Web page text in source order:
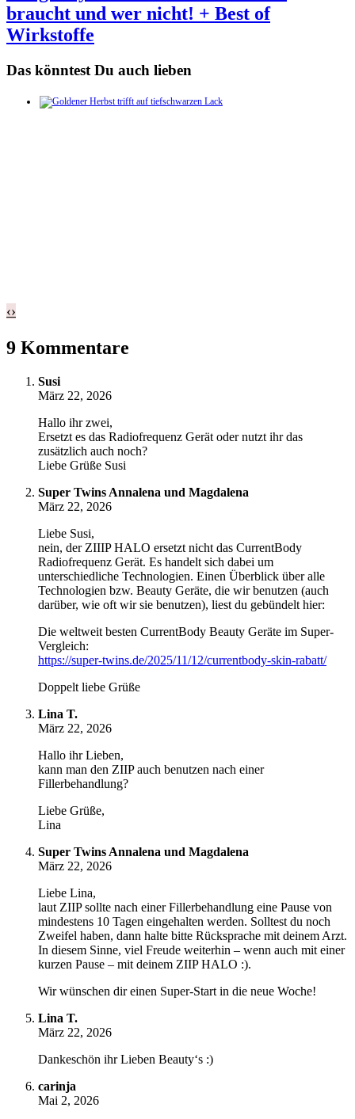
braucht und wer nicht! + Best of
Wirkstoffe
Das könntest Du auch lieben
‹›
9 Kommentare
Susi
März 22, 2026
Hallo ihr zwei,
Ersetzt es das Radiofrequenz Gerät oder nutzt ihr das
zusätzlich auch noch?
Liebe Grüße Susi
Super Twins Annalena und Magdalena
März 22, 2026
Liebe Susi,
nein, der ZIIIP HALO ersetzt nicht das CurrentBody
Radiofrequenz Gerät. Es handelt sich dabei um
unterschiedliche Technologien. Einen Überblick über alle
Technologien bzw. Beauty Geräte, die wir benutzen (auch
darüber, wie oft wir sie benutzen), liest du gebündelt hier:
Die weltweit besten CurrentBody Beauty Geräte im Super-
Vergleich:
https://super-twins.de/2025/11/12/currentbody-skin-rabatt/
Doppelt liebe Grüße
Lina T.
März 22, 2026
Hallo ihr Lieben,
kann man den ZIIP auch benutzen nach einer
Fillerbehandlung?
Liebe Grüße,
Lina
Super Twins Annalena und Magdalena
März 22, 2026
Liebe Lina,
laut ZIIP sollte nach einer Fillerbehandlung eine Pause von
mindestens 10 Tagen eingehalten werden. Solltest du noch
Zweifel haben, dann halte bitte Rücksprache mit deinem Arzt.
In diesem Sinne, viel Freude weiterhin – wenn auch mit einer
kurzen Pause – mit deinem ZIIP HALO :).
Wir wünschen dir einen Super-Start in die neue Woche!
Lina T.
März 22, 2026
Dankeschön ihr Lieben Beauty‘s :)
carinja
Mai 2, 2026